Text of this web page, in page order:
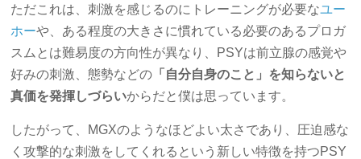
ただこれは、刺激を感じるのにトレーニングが必要なユー
ホーや、ある程度の大きさに慣れている必要のあるプロガ
スムとは難易度の方向性が異なり、PSYは前立腺の感覚や
好みの刺激、態勢などの 「自分自身のこと」を知らないと
真価を発揮しづらいからだと僕は思っています。
したがって、MGXのようなほどよい太さであり、圧迫感な
く攻撃的な刺激をしてくれるという新しい特徴を持つPSY